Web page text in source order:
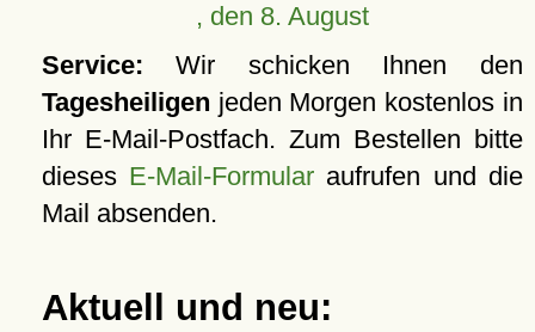
, den 8. August
Service: Wir schicken Ihnen den
Tagesheiligen jeden Morgen kostenlos in
Ihr E-Mail-Postfach. Zum Bestellen bitte
dieses E-Mail-Formular aufrufen und die
Mail absenden.
Aktuell und neu: